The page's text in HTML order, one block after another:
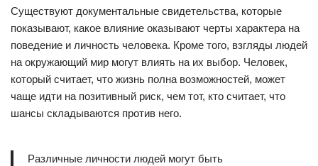
Существуют документальные свидетельства, которые
показывают, какое влияние оказывают черты характера на
поведение и личность человека. Кроме того, взгляды людей
на окружающий мир могут влиять на их выбор. Человек,
который считает, что жизнь полна возможностей, может
чаще идти на позитивный риск, чем тот, кто считает, что
шансы складываются против него.
Различные личности людей могут быть